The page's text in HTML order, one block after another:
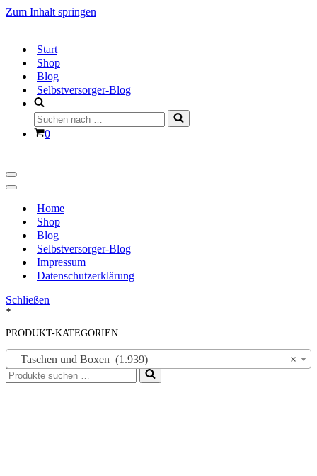
Zum Inhalt springen
Start
Shop
Blog
Selbstversorger-Blog
Suchen
nach …
Warenkorb
0
Navigationsmenü
Navigationsmenü
Home
Shop
Blog
Selbstversorger-Blog
Impressum
Datenschutzerklärung
Schließen
*
PRODUKT-KATEGORIEN
×
Taschen und Boxen (1.939)
Suchen
nach …